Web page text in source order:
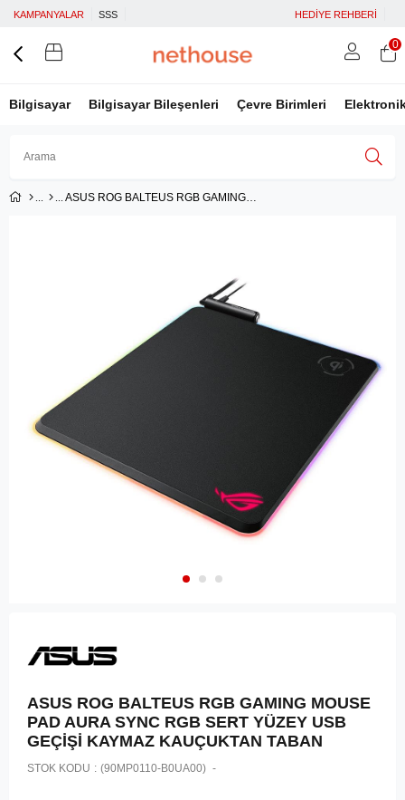
KAMPANYALAR SSS HEDİYE REHBERİ
Bilgisayar Bilgisayar Bileşenleri Çevre Birimleri
0
ASUS ROG BALTEUS RGB GAMING MOUSE PAD AURA SYNC RGB SERT YÜZEY USB GEÇİŞİ KAYMAZ KAUÇUKTAN TABAN
ASUS ROG BALTEUS RGB GAMING MOUSE
PAD AURA SYNC RGB SERT YÜZEY USB
GEÇİŞİ KAYMAZ KAUÇUKTAN TABAN
STOK KODU (90MP0110-B0UA00)